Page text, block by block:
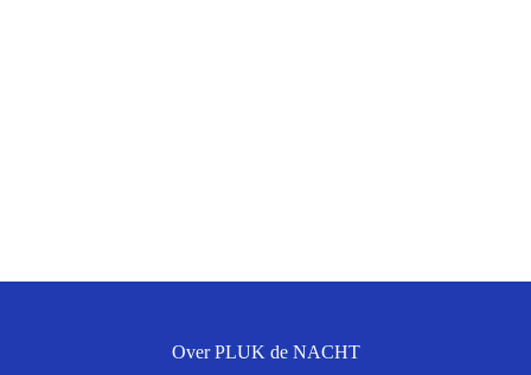
Over PLUK de NACHT